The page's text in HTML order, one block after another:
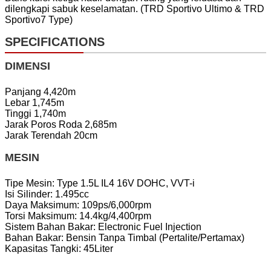
dilengkapi sabuk keselamatan. (TRD Sportivo Ultimo & TRD
Sportivo7 Type)
SPECIFICATIONS
DIMENSI
Panjang 4,420m
Lebar 1,745m
Tinggi 1,740m
Jarak Poros Roda 2,685m
Jarak Terendah 20cm
MESIN
Tipe Mesin: Type 1.5L IL4 16V DOHC, VVT-i
Isi Silinder: 1.495cc
Daya Maksimum: 109ps/6,000rpm
Torsi Maksimum: 14.4kg/4,400rpm
Sistem Bahan Bakar: Electronic Fuel Injection
Bahan Bakar: Bensin Tanpa Timbal (Pertalite/Pertamax)
Kapasitas Tangki: 45Liter